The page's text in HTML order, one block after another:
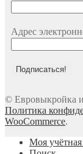
Адрес
© Евровыкройка
Политика
WooCommerce.
Моя учётная